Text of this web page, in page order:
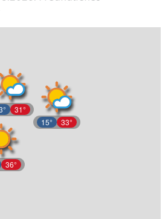
31°
36°
15° 33°